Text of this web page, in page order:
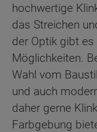
hochwertige
das Streichen
der Optik gibt es
Möglichkeiten.
Wahl vom
und auch
daher gerne
Farbgebung